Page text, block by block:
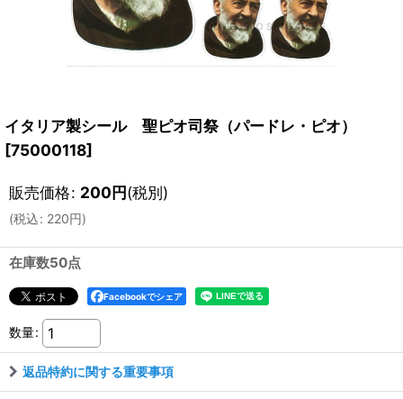
イタリア製シール 聖ピオ司祭（パードレ・ピオ）
[75000118]
販売価格: 200円(税別)
(税込: 220円)
在庫数50点
Facebookでシェア
数量:
返品特約に関する重要事項